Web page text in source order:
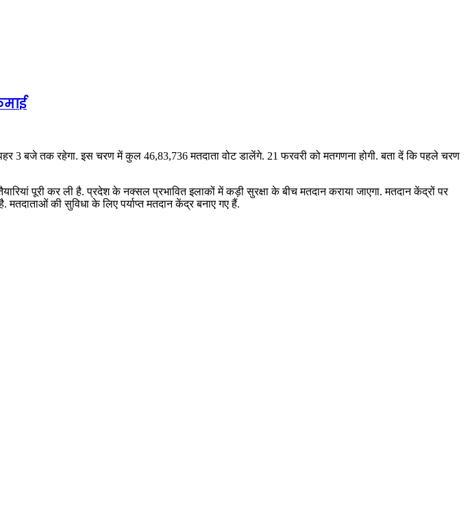
3 बजे तक रहेगा. इस चरण में कुल 46,83,736 मतदाता वोट डालेंगे. 21 फरवरी को मतगणना होगी. बता दें कि पहले चरण
पूरी कर ली है. प्रदेश के नक्सल प्रभावित इलाकों में कड़ी सुरक्षा के बीच मतदान कराया जाएगा. मतदान केंद्रों पर
की सुविधा के लिए पर्याप्त मतदान केंद्र बनाए गए हैं.